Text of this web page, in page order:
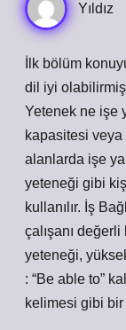
Yıldız
İlk bölüm
dil iyi
Yetenek ne işe
kapasitesi
alanlarda işe
yeteneği gibi
kullanılır. İş
çalışanı
yeteneği,
: “Be able to”
kelimesi gibi bir